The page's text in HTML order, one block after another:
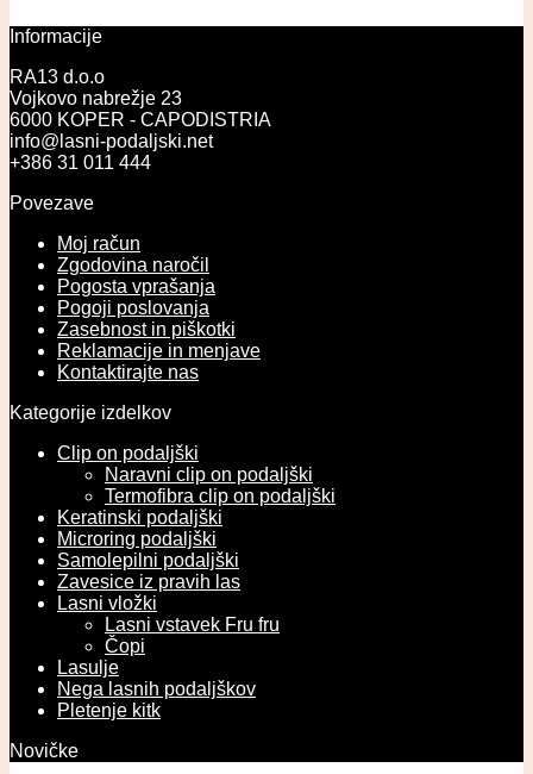
Informacije
RA13 d.o.o
Vojkovo nabrežje 23
6000 KOPER - CAPODISTRIA
info@lasni-podaljski.net
+386 31 011 444
Povezave
Moj račun
Zgodovina naročil
Pogosta vprašanja
Pogoji poslovanja
Zasebnost in piškotki
Reklamacije in menjave
Kontaktirajte nas
Kategorije izdelkov
Clip on podaljški
Naravni clip on podaljški
Termofibra clip on podaljški
Keratinski podaljški
Microring podaljški
Samolepilni podaljški
Zavesice iz pravih las
Lasni vložki
Lasni vstavek Fru fru
Čopi
Lasulje
Nega lasnih podaljškov
Pletenje kitk
Novičke